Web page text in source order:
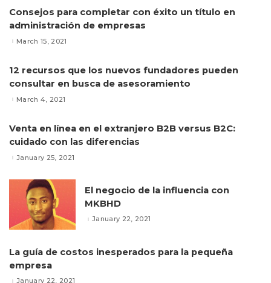
Consejos para completar con éxito un título en
administración de empresas
March 15, 2021
12 recursos que los nuevos fundadores pueden
consultar en busca de asesoramiento
March 4, 2021
Venta en línea en el extranjero B2B versus B2C:
cuidado con las diferencias
January 25, 2021
El negocio de la influencia con
MKBHD
January 22, 2021
La guía de costos inesperados para la pequeña
empresa
January 22, 2021